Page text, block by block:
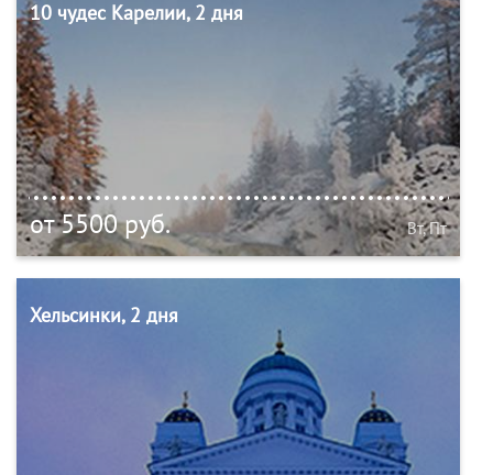
10 чудес Карелии, 2 дня
от 5500 руб. Вт, Пт
Хельсинки, 2 дня